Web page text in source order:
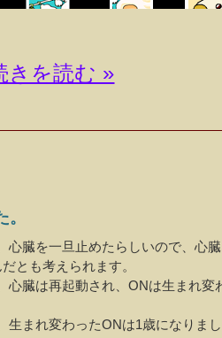
きを読む »
心臓を一旦止めたらしいので、心
とも考えられます。
心臓は再起動され、ONは生まれ変
生まれ変わったONは1歳になりま